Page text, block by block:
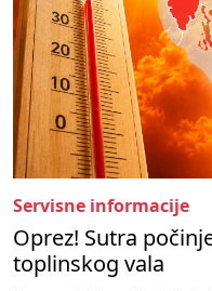
Servisne informacije
Oprez! Sutra
toplinskog vala